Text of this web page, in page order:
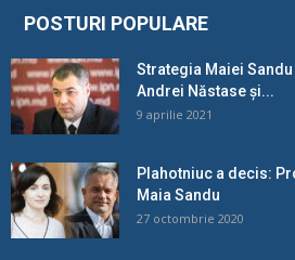
POSTURI POPULARE
Strategia Maiei
Andrei Năstase și...
9 aprilie 2021
Plahotniuc a decis:
Maia Sandu
27 octombrie 2020